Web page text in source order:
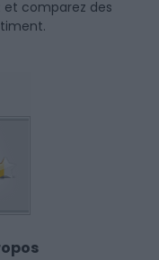
et comparez des